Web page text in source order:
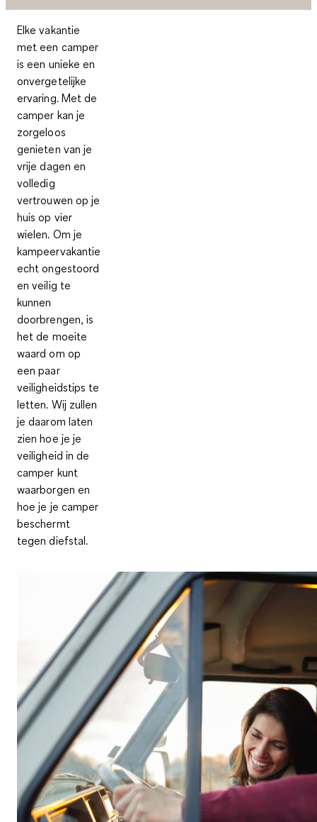
Elke vakantie
met een camper
is een unieke en
onvergetelijke
ervaring. Met de
camper kan je
zorgeloos
genieten van je
vrije dagen en
volledig
vertrouwen op je
huis op vier
wielen. Om je
kampeervakantie
echt ongestoord
en veilig te
kunnen
doorbrengen, is
het de moeite
waard om op
een paar
veiligheidstips te
letten. Wij zullen
je daarom laten
zien hoe je je
veiligheid in de
camper kunt
waarborgen en
hoe je je camper
beschermt
tegen diefstal.